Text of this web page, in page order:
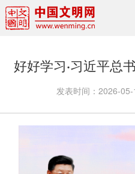
权威发布
资讯联
文明培育
文明实
文明之光
文明影
好好学习·习近平总
发表时间： 2026-05-